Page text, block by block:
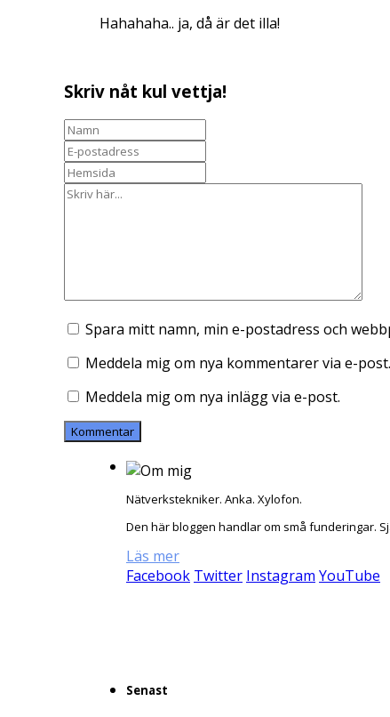
Hahahaha.. ja, då är det illa!
Skriv nåt kul vettja!
Spara mitt namn, min e-postadress och
Meddela mig om nya kommentarer via e-post.
Meddela mig om nya inlägg via e-post.
Nätverkstekniker. Anka. Xylofon.
Den här bloggen handlar om små funderingar.
Läs mer
Facebook Twitter Instagram YouTube
Senast